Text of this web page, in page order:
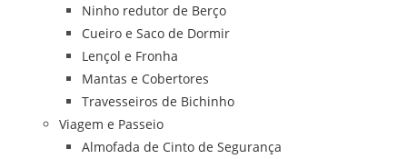
Ninho redutor de Berço
Cueiro e Saco de Dormir
Lençol e Fronha
Mantas e Cobertores
Travesseiros de Bichinho
Viagem e Passeio
Almofada de Cinto de Segurança